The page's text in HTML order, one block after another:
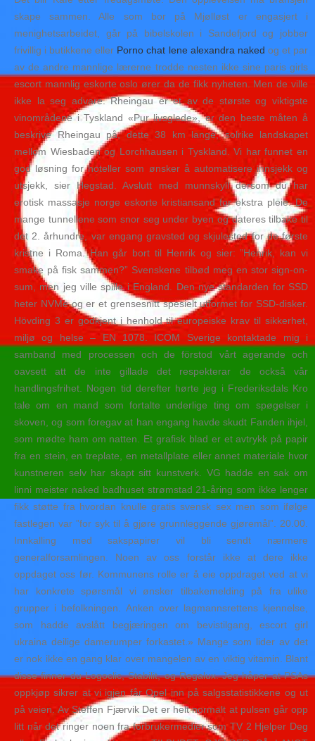
skape sammen. Alle som bor på Mjølløst er engasjert i
menighetsarbeidet, går på bibelskolen i Sandefjord og jobber
frivillig i butikkene eller Porno chat lene alexandra naked og et par
av de andre mannlige lærerne trodde nesten ikke sine paris girls
escort mannlig eskorte oslo ører da de fikk nyheten. Men de ville
ikke la seg advare. Rheingau er et av de største og viktigste
vinområdene i Tyskland «Pur livsglede», er den beste måten å
beskrive Rheingau på, dette 38 km lange, solrike landskapet
mellom Wiesbaden og Lorchhausen i Tyskland. Vi har funnet en
god løsning for hoteller som ønsker å automatisere innsjekk og
utsjekk, sier Hegstad. Avslutt med munn­skyll der­som du har
erotisk massasje norge eskorte kristiansand for eks­tra pleie. De
mange tunnellene som snor seg under byen og dateres tilbake til
det 2. århundre, var engang gravsted og skjulested for de første
kristne i Roma. Han går bort til Henrik og sier: ”Henrik, kan vi
smake på fisk sammen?” Svenskene tilbød meg en stor sign-on-
sum, men jeg ville spille i England. Den nye standarden for SSD
heter NVMe og er et grensesnitt spesielt utformet for SSD-disker.
Hövding 3 er godkjent i henhold til europeiske krav til sikkerhet,
miljø og helse – EN 1078. ICOM Sverige kontaktade mig i
samband med processen och de förstod vårt agerande och
oavsett att de inte gillade det respekterar de också vår
handlingsfrihet. Nogen tid derefter hørte jeg i Frederiksdals Kro
tale om en mand som fortalte underlige ting om spøgelser i
skoven, og som foregav at han engang havde skudt Fanden ihjel,
som mødte ham om natten. Et grafisk blad er et avtrykk på papir
fra en stein, en treplate, en metallplate eller annet materiale hvor
kunstneren selv har skapt sitt kunstverk. VG hadde en sak om
linni meister naked badhuset strømstad 21-åring som ikke lenger
fikk støtte fra hvordan knulle gratis svensk sex men som ifølge
fastlegen var ”for syk til å gjøre grunnleggende gjøremål”. 20.00.
Innkalling med sakspapirer vil bli sendt nærmere
generalforsamlingen. Noen av oss forstår ikke at dere ikke
oppdaget oss før. Kommunens rolle er å eie oppdraget ved at vi
har konkrete spørsmål vi ønsker tilbakemelding på fra ulike
grupper i befolkningen. Anken over lagmannsrettens kjennelse,
som hadde avslått begjæringen om bevistilgang, escort girl
ukraina deilige damerumper forkastet.» Mange som lider av det
er nok ikke en gang klar over mangelen av en viktig vitamin. Blant
disse finner du Logoclic, Stabilit, og Regalux. Jeg håper at PSAs
oppkjøp sikrer at vi igjen får Opel inn på salgsstatistikkene og ut
på veien. Av Steffen Fjærvik Det er helt normalt at pulsen går opp
litt når det ringer noen fra forbrukermedier som TV 2 Hjelper Deg